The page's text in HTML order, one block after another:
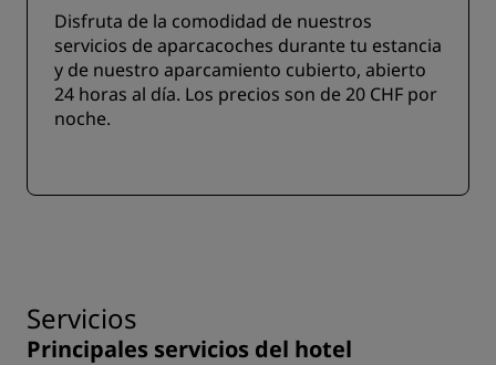
Disfruta de la comodidad de nuestros
servicios de aparcacoches durante tu estancia
y de nuestro aparcamiento cubierto, abierto
24 horas al día. Los precios son de 20 CHF por
noche.
Servicios
Principales servicios del hotel